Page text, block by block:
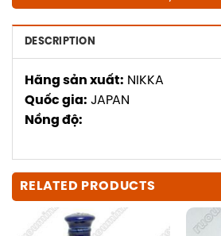
DESCRIPTION
Hãng sản xuất: NIKKA
Quốc gia: JAPAN
Nồng độ:
RELATED PRODUCTS